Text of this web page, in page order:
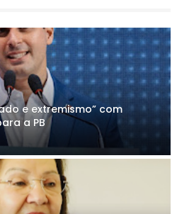
e extremismo” com
a PB